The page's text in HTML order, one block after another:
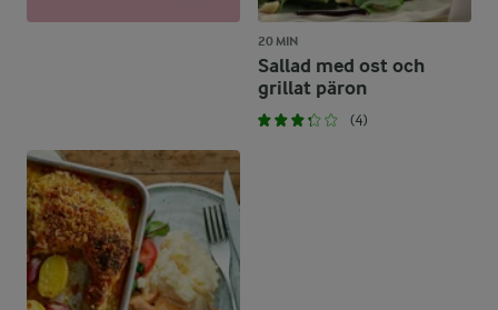
20 MIN
Sallad med ost och
grillat päron
(4)